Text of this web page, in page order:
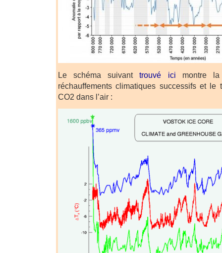
Le schéma suivanttrouvé ici montre la
réchauffements climatiques successifs et
CO2 dans l’air :